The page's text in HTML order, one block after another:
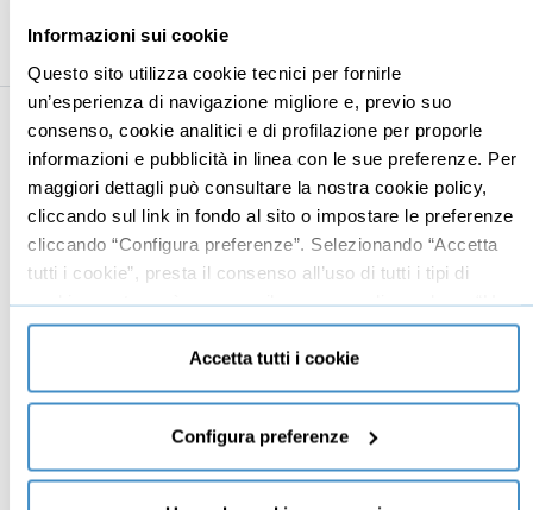
Informazioni sui cookie
Questo sito utilizza cookie tecnici per fornirle
un’esperienza di navigazione migliore e, previo suo
consenso, cookie analitici e di profilazione per proporle
informazioni e pubblicità in linea con le sue preferenze. Per
maggiori dettagli può consultare la nostra cookie policy,
cliccando sul link in fondo al sito o impostare le preferenze
cliccando “Configura preferenze”. Selezionando “Accetta
tutti i cookie”, presta il consenso all’uso di tutti i tipi di
cookie mentre può revocare il consenso cliccando su “Usa
solo cookie necessari” e saranno attivati i soli cookie
tecnici necessari al corretto funzionamento del sito.
Accetta tutti i cookie
Configura preferenze
Business
Mindset imprenditoriale
Imprenditoria
Risorse Umane
Vendita
Leadership
Digital marketing
Seo
Social media manager
E-commerce
Google
Data analyst